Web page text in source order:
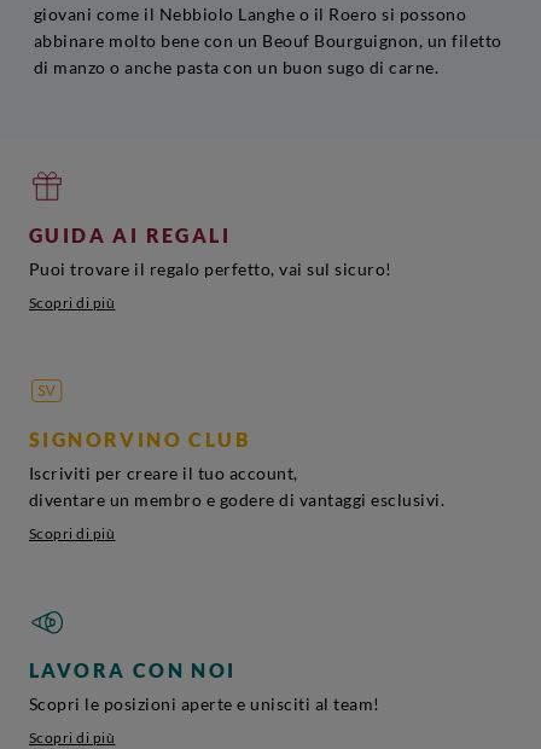
giovani come il Nebbiolo Langhe o il Roero si possono
abbinare molto bene con un Beouf Bourguignon, un filetto
di manzo o anche pasta con un buon sugo di carne.
GUIDA AI REGALI
Puoi trovare il regalo perfetto, vai sul sicuro!
Scopri di più
SIGNORVINO CLUB
Iscriviti per creare il tuo account,
diventare un membro e godere di vantaggi esclusivi.
Scopri di più
LAVORA CON NOI
Scopri le posizioni aperte e unisciti al team!
Scopri di più